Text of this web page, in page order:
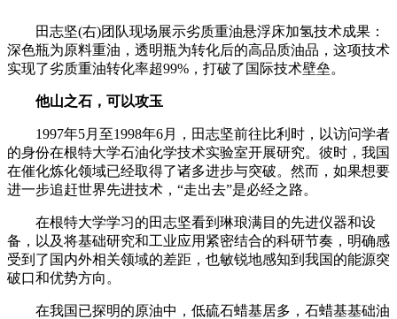
田志坚(右)团队现场展示劣质重油悬浮床加氢技术成果：
深色瓶为原料重油，透明瓶为转化后的高品质油品，这项技术
实现了劣质重油转化率超99%，打破了国际技术壁垒。
他山之石，可以攻玉
1997年5月至1998年6月，田志坚前往比利时，以访问学者
的身份在根特大学石油化学技术实验室开展研究。彼时，我国
在催化炼化领域已经取得了诸多进步与突破。然而，如果想要
进一步追赶世界先进技术，“走出去”是必经之路。
在根特大学学习的田志坚看到琳琅满目的先进仪器和设
备，以及将基础研究和工业应用紧密结合的科研节奏，明确感
受到了国内外相关领域的差距，也敏锐地感知到我国的能源突
破口和优势方向。
在我国已探明的原油中，低硫石蜡基居多，石蜡基基础油